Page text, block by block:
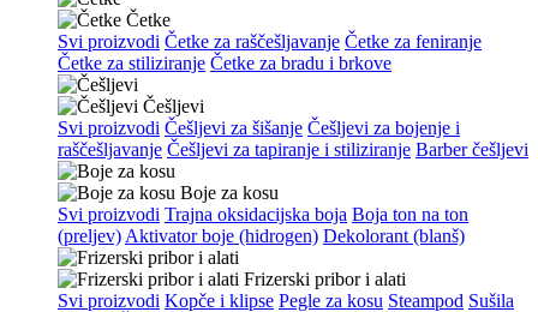
Četke
Svi proizvodi Četke za raščešljavanje Četke za feniranje
Četke za stiliziranje Četke za bradu i brkove
Češljevi
Svi proizvodi Češljevi za šišanje Češljevi za bojenje i
raščešljavanje Češljevi za tapiranje i stiliziranje Barber češljevi
Boje za kosu
Svi proizvodi Trajna oksidacijska boja Boja ton na ton
(preljev) Aktivator boje (hidrogen) Dekolorant (blanš)
Frizerski pribor i alati
Svi proizvodi Kopče i klipse Pegle za kosu Steampod Sušila